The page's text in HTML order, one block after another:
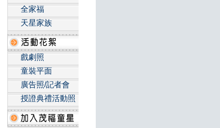
全家福
天星家族
戲劇照
童裝平面
廣告照/記者會
授證典禮活動照